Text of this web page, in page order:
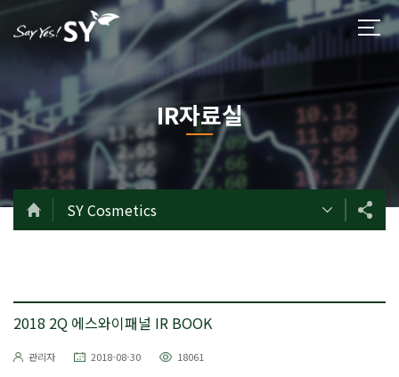
IR자료실
SY Cosmetics
2018 2Q 에스와이패널 IR BOOK
관리자 2018-08-30 18061